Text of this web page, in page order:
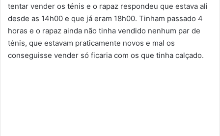
tentar vender os ténis e o rapaz respondeu que estava ali
desde as 14h00 e que já eram 18h00. Tinham passado 4
horas e o rapaz ainda não tinha vendido nenhum par de
ténis, que estavam praticamente novos e mal os
conseguisse vender só ficaria com os que tinha calçado.